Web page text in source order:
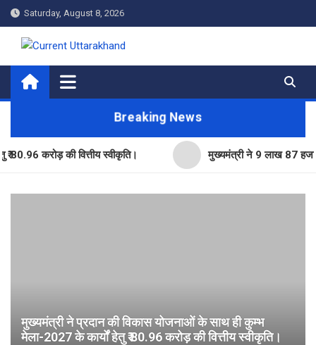
Skip
to
content
Saturday, August 8, 2026
Current Uttarakhand
Breaking News
की वित्तीय स्वीकृति। मुख्यमंत्री ने 9 लाख 87 हजार17 पेंशन
मुख्यमंत्री ने प्रदान की विकास योजनाओं के साथ ही कुम्भ
मेला-2027 के कार्यों हेतु ₹ 80.96 करोड़ की वित्तीय स्वीकृति।